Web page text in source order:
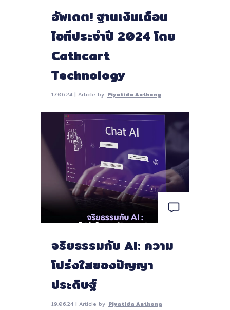
อัพเดต! ฐานเงินเดือน
ไอทีประจำปี 2024 โดย
Cathcart
Technology
17.06.24 | Article by Piyatida Anthong
จริยธรรมกับ AI: ความ
โปร่งใสของปัญญา
ประดิษฐ์
19.06.24 | Article by Piyatida Anthong